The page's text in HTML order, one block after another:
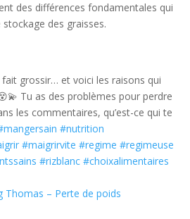
des différences fondamentales qui
des graisses.
fait grossir… et voici les raisons qui
Tu as des problèmes pour perdre
les commentaires, qu’est-ce qui te
#nutrition
#maigrirvite #regime #regimeuse
#rizblanc #choixalimentaires
Thomas – Perte de poids